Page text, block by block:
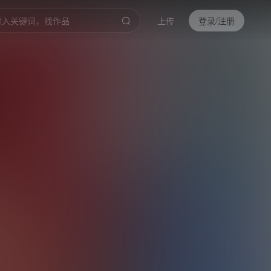
上传 登录/注册
/0:37 倍速 高清 截取